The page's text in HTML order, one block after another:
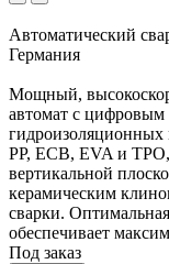
Автоматический
Германия
Мощный,
автомат с цифровым
гидроизоляционных
PP, ECB, EVA и
вертикальной
керамическим
сварки.
обеспечивает
Под заказ